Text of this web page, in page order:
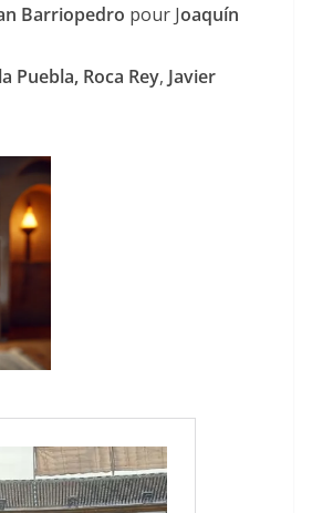
Barriopedro pour Joaquín
Puebla, Roca Rey, Javier
ACTUALITÉS TAURINES
Istres : la feria des
émotions